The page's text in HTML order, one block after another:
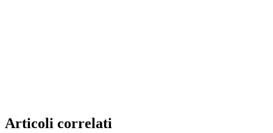
Articoli correlati